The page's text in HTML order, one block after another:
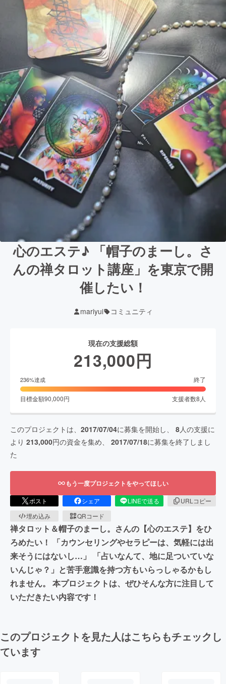
心のエステ♪ 「帽子のまーし。さ
んの禅タロット講座」を東京で開
催したい！
mariyui コミュニティ
現在の支援総額
213,000円
236%達成 終了
目標金額90,000円 支援者数8 人
このプロジェクトは、 2017/07/04に募集を開始し、 8人の支援に
より 213,000円の資金を集め、 2017/07/18に募集を終了しまし
た
もう一度プロジェクトをやってほしい
ポスト シェア LINEで送る
URLコピー
埋め込み
QRコード
禅タロット＆帽子のまーし。さんの【心のエステ】をひ
ろめたい！ 「カウンセリングやセラピーは、気軽には出
来そうにはないし…」 「占いなんて、地に足ついていな
いんじゃ？」と苦手意識を持つ方もいらっしゃるかもし
れません。 本プロジェクトは、ぜひそんな方に注目して
いただきたい内容です！
このプロジェクトを見た人はこちらもチェックし
ています